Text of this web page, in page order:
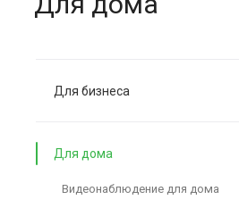
Для бизнеса
Для дома
Видеонаблюдение для дома